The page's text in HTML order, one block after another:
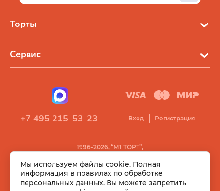
Торты
Сервис
1996-2026, “М1 ТОРТ”,
+7 495 215-53-23 Вход Регистрация
Мы используем файлы cookie. Полная
информация в правилах по обработке
персональных данных. Вы можете запретить